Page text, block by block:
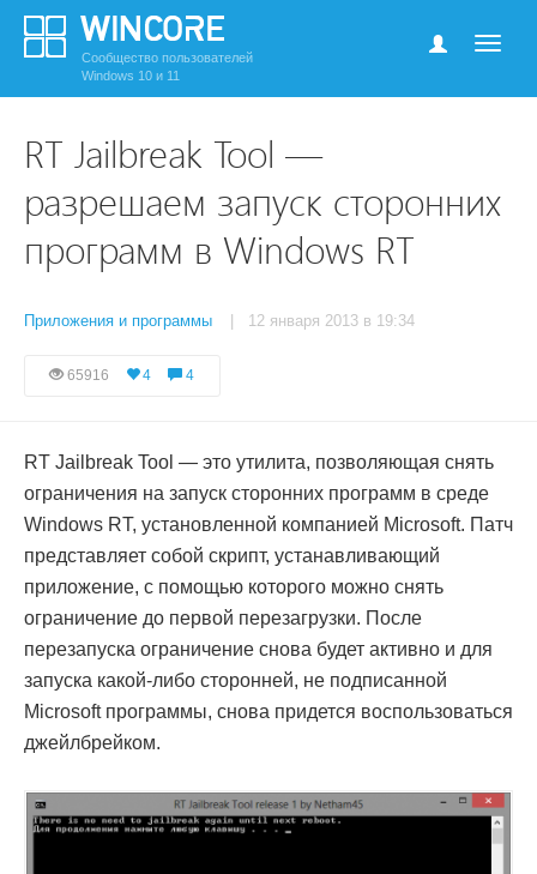
Сообщество пользователей
Windows 10 и 11
RT Jailbreak Tool —
разрешаем запуск сторонних
программ в Windows RT
Приложения и программы | 12 января 2013 в 19:34
65916 4 4
RT Jailbreak Tool — это утилита, позволяющая снять
ограничения на запуск сторонних программ в среде
Windows RT, установленной компанией Microsoft. Патч
представляет собой скрипт, устанавливающий
приложение, с помощью которого можно снять
ограничение до первой перезагрузки. После
перезапуска ограничение снова будет активно и для
запуска какой-либо сторонней, не подписанной
Microsoft программы, снова придется воспользоваться
джейлбрейком.